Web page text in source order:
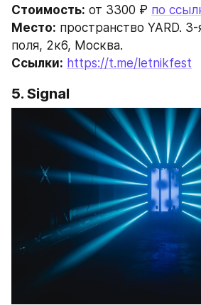
Стоимость: от 3300 ₽ по
Место: пространство YARD.
поля, 2к6, Москва.
Ссылки: https://t.me/letnikfest
5. Signal